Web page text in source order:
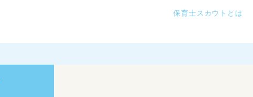
保育士スカウトとは